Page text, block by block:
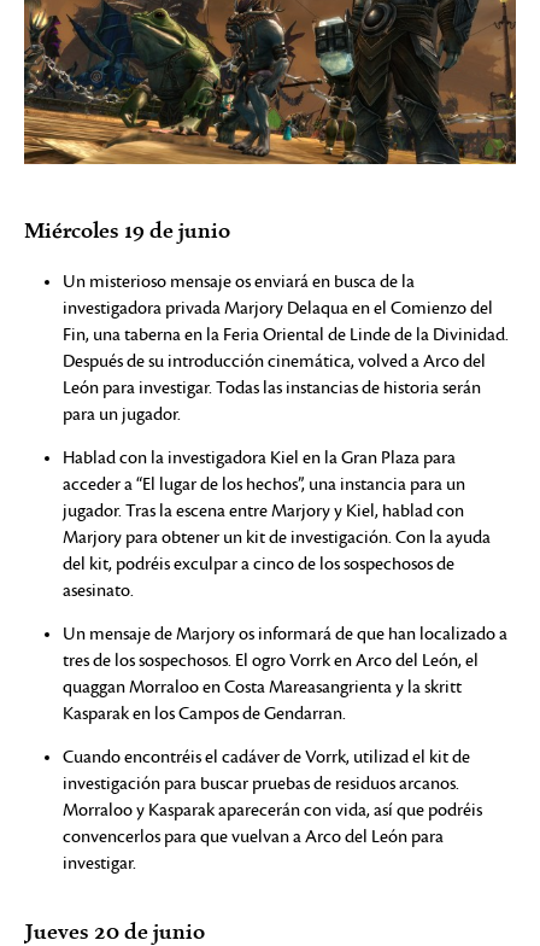
Miércoles 19 de junio
Un misterioso mensaje os enviará en busca de la
investigadora privada Marjory Delaqua en el Comienzo del
Fin, una taberna en la Feria Oriental de Linde de la Divinidad.
Después de su introducción cinemática, volved a Arco del
León para investigar. Todas las instancias de historia serán
para un jugador.
Hablad con la investigadora Kiel en la Gran Plaza para
acceder a “El lugar de los hechos”, una instancia para un
jugador. Tras la escena entre Marjory y Kiel, hablad con
Marjory para obtener un kit de investigación. Con la ayuda
del kit, podréis exculpar a cinco de los sospechosos de
asesinato.
Un mensaje de Marjory os informará de que han localizado a
tres de los sospechosos. El ogro Vorrk en Arco del León, el
quaggan Morraloo en Costa Mareasangrienta y la skritt
Kasparak en los Campos de Gendarran.
Cuando encontréis el cadáver de Vorrk, utilizad el kit de
investigación para buscar pruebas de residuos arcanos.
Morraloo y Kasparak aparecerán con vida, así que podréis
convencerlos para que vuelvan a Arco del León para
investigar.
Jueves 20 de junio